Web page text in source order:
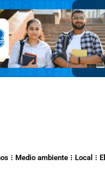
Medio ambiente Local